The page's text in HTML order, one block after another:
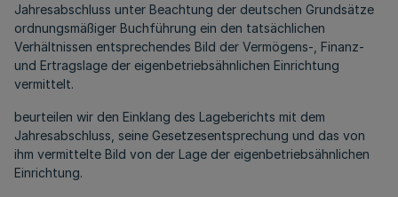
Jahresabschluss unter Beachtung der deutschen Grundsätze
ordnungsmäßiger Buchführung ein den tatsächlichen
Verhältnissen entsprechendes Bild der Vermögens-, Finanz-
und Ertragslage der eigenbetriebsähnlichen Einrichtung
vermittelt.
beurteilen wir den Einklang des Lageberichts mit dem
Jahresabschluss, seine Gesetzesentsprechung und das von
ihm vermittelte Bild von der Lage der eigenbetriebsähnlichen
Einrichtung.